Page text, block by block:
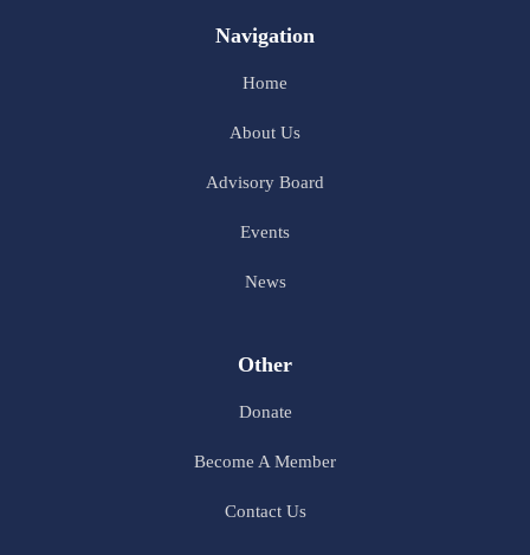
Navigation
Home
About Us
Advisory Board
Events
News
Other
Donate
Become A Member
Contact Us